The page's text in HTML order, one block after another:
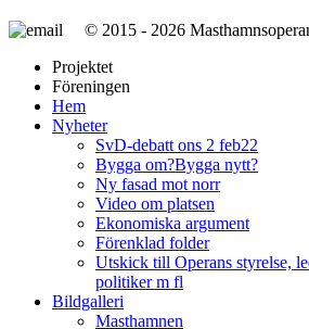
© 2015 - 2026
Projektet
Föreningen
Hem
Nyheter
SvD-debatt ons 2 feb22
Bygga om?Bygga nytt?
Ny fasad mot norr
Video om platsen
Ekonomiska argument
Förenklad folder
Utskick till Operans styrelse,
politiker m fl
Bildgalleri
Masthamnen